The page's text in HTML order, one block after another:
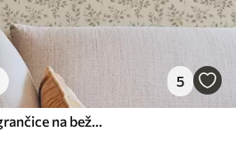
5
Nježne pastelne cvjetne grančice na bež pozadini